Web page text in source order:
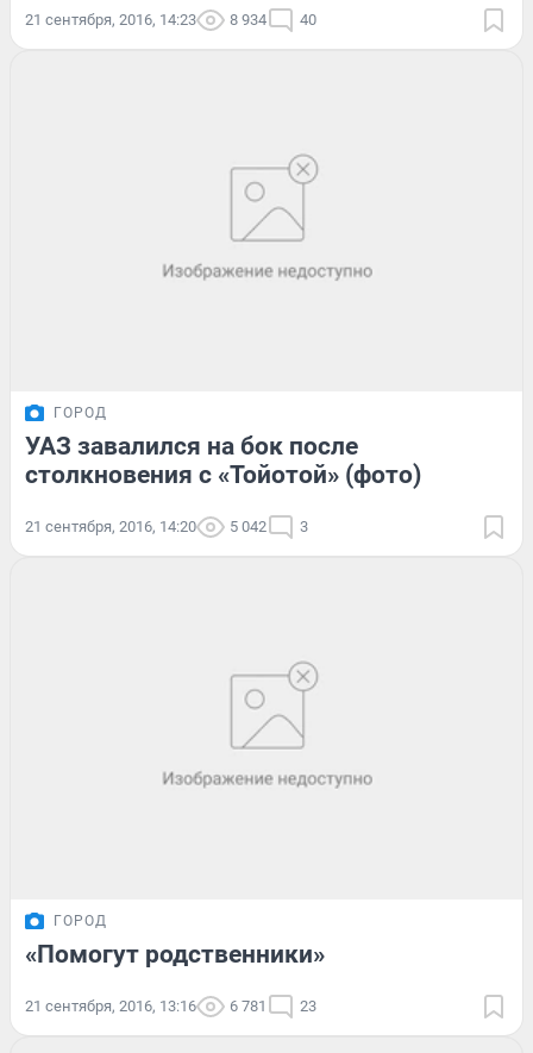
21 сентября, 2016, 14:23 8 934 40
ГОРОД
УАЗ завалился на бок после
столкновения с «Тойотой» (фото)
21 сентября, 2016, 14:20 5 042 3
ГОРОД
«Помогут родственники»
21 сентября, 2016, 13:16 6 781 23